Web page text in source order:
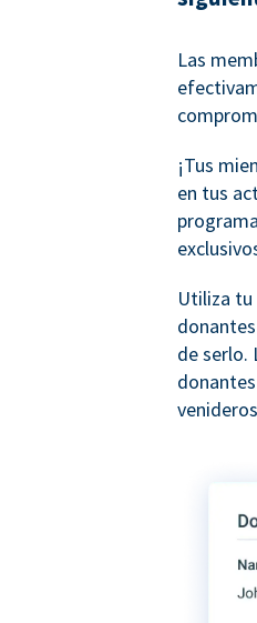
Las
¡Tus
en tus
Utiliza
de serlo.